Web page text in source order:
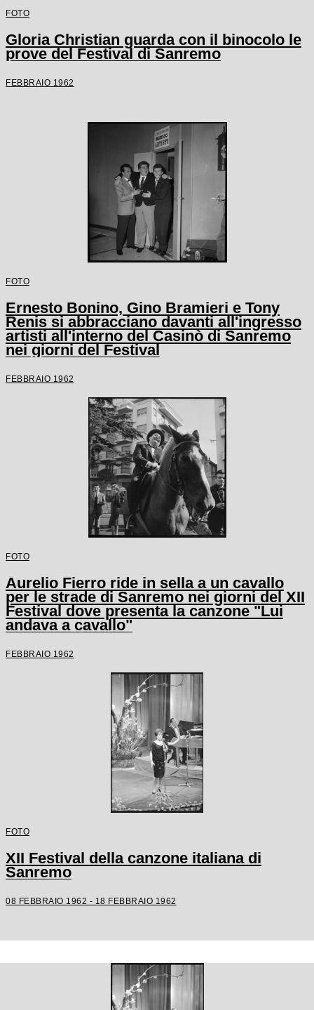
FOTO
Gloria Christian guarda con il binocolo le
prove del Festival di Sanremo
FEBBRAIO 1962
FOTO
Ernesto Bonino, Gino Bramieri e Tony
Renis si abbracciano davanti all'ingresso
artisti all'interno del Casinò di Sanremo
nei giorni del Festival
FEBBRAIO 1962
FOTO
Aurelio Fierro ride in sella a un cavallo
per le strade di Sanremo nei giorni del XII
Festival dove presenta la canzone "Lui
andava a cavallo"
FEBBRAIO 1962
FOTO
XII Festival della canzone italiana di
Sanremo
08 FEBBRAIO 1962 - 18 FEBBRAIO 1962